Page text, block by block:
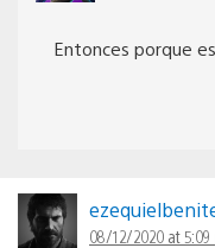
Entonces porque
08/12/2020 at 5:09